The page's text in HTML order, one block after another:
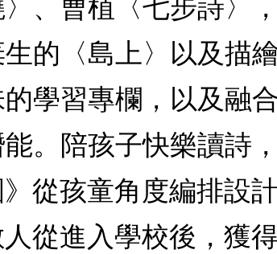
、曹植〈七步詩〉
的〈島上〉以及描
學習專欄，以及融
。陪孩子快樂讀詩
從孩童角度編排設
從進入學校後，獲